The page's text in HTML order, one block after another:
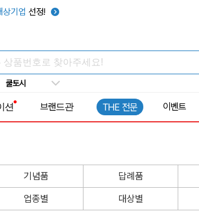
상기업 선정!
키캡
쿨토시
넥쿨러
타포린가방
션 브랜드관 THE 전문 이벤트
기념품 답례품
업종별 대상별